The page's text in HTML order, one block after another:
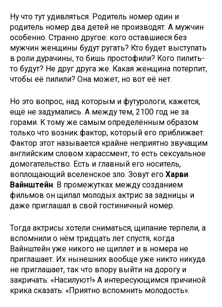
Ну что тут удивляться. Родитель номер один и
родитель номер два детей не производят. А мужчин
особенно. Странно другое: кого оставшиеся без
мужчин женщины будут ругать? Кто будет выступать
в роли дурачины, то бишь простофили? Кого пилить-
то будут? Не друг друга же. Какая женщина потерпит,
чтобы её пилили? Она может, но вот её нет.
Но это вопрос, над которым и футурологи, кажется,
ещё не задумались. А между тем, 2100 год не за
горами. К тому же самым определённым образом
только что возник фактор, который его приближает.
Фактор этот называется крайне неприятно звучащим
английским словом харассмент, то есть сексуальное
домогательство. Есть и главный его носитель,
воплощающий вселенское зло. Зовут его Харви
Вайнштейн. В промежутках между созданием
фильмов он щипал молодых актрис за задницы и
даже приглашал в свой гостиничный номер.
Тогда актрисы хотели сниматься, щипание терпели, а
вспомнили о нём тридцать лет спустя, когда
Вайнштейн уже никого не щиплет и в номера не
приглашает. Их нынешних вообще уже никто никуда
не приглашает, так что впору выйти на дорогу и
закричать: «Насилуют!» А интересующимся причиной
крика сказать: «Приятно вспомнить молодость».